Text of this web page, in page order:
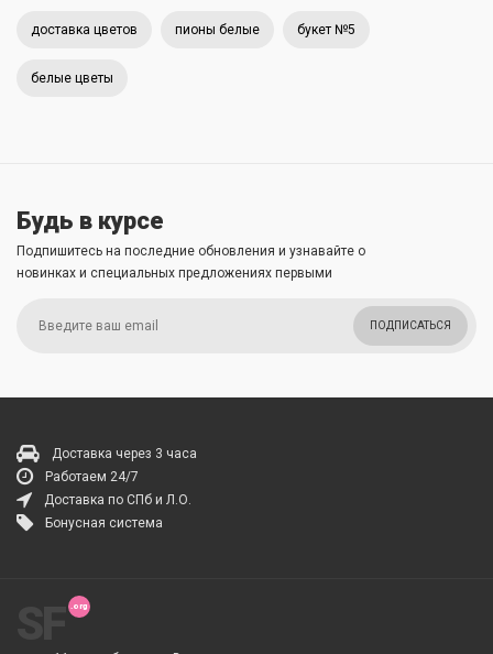
доставка цветов пионы белые букет №5
белые цветы
Будь в курсе
Подпишитесь на последние обновления и узнавайте о
новинках и специальных предложениях первыми
ПОДПИСАТЬСЯ
Доставка через 3 часа
Работаем 24/7
Доставка по СПб и Л.О.
Бонусная система